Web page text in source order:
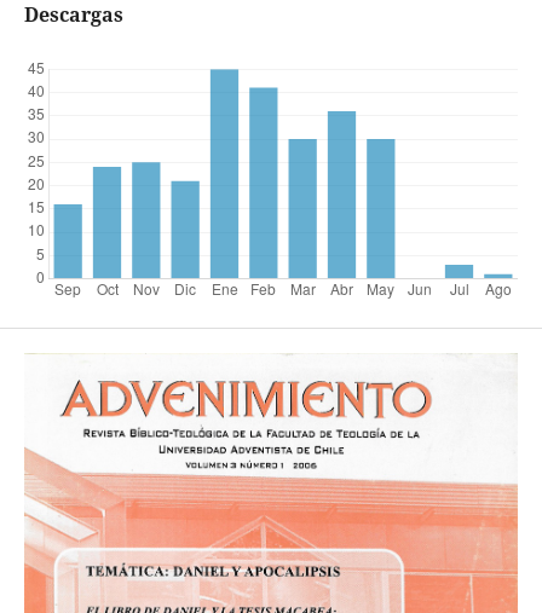
Descargas